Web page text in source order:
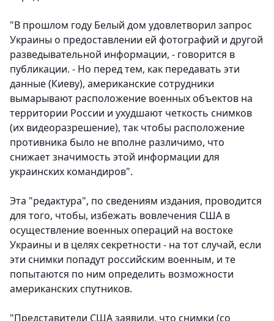
"В прошлом году Белый дом удовлетворил запрос
Украины о предоставлении ей фотографий и другой
разведывательной информации, - говорится в
публикации. - Но перед тем, как передавать эти
данные (Киеву), американские сотрудники
вымарывают расположение военных объектов на
территории России и ухудшают четкость снимков
(их видеоразрешение), так чтобы расположение
противника было не вполне различимо, что
снижает значимость этой информации для
украинских командиров".
Эта "редактура", по сведениям издания, проводится
для того, чтобы, избежать вовлечения США в
осуществление военных операций на востоке
Украины и в целях секретности - на тот случай, если
эти снимки попадут российским военным, и те
попытаются по ним определить возможности
американских спутников.
"Представители США заявили, что снимки (со